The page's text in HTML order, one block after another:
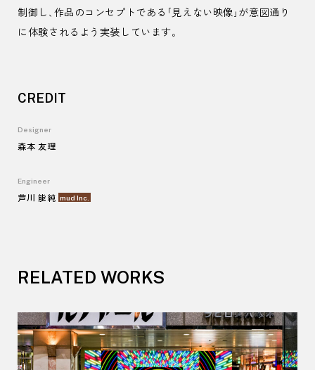
制御し、作品のコンセプトである「見えない映像」が意図通り
に体験されるよう実装しています。
CREDIT
Designer
森本 友理
Engineer
芦川 能純 mud Inc
RELATED WORKS